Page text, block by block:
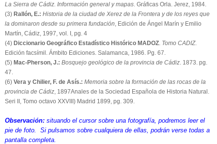
La Sierra de Cádiz. Información general y mapas. Gráficas Orla. Jerez, 1984.
(3) Rallón, E.: Historia de la ciudad de Xerez de la Frontera y de los reyes que
la dominaron desde su primera fundación, Edición de Ángel Marín y Emilio
Martín, Cádiz, 1997, vol. I, pg. 4
(4) Diccionario Geográfico Estadístico Histórico MADOZ. Tomo CADIZ.
Edición facsímil. Ámbito Ediciones. Salamanca, 1986. Pg. 67.
(5) Mac-Pherson, J.: Bosquejo geológico de la provincia de Cádiz. 1873. pg.
47.
(6) Vera y Chilier, F. de Asís.: Memoria sobre la formación de las rocas de la
provincia de Cádiz, 1897Anales de la Sociedad Española de Historia Natural.
Seri II, Tomo octavo XXVIII) Madrid 1899, pg. 309.
Observación: situando el cursor sobre una fotografía, podremos leer el
pie de foto. Si pulsamos sobre cualquiera de ellas, podrán verse todas a
pantalla completa.